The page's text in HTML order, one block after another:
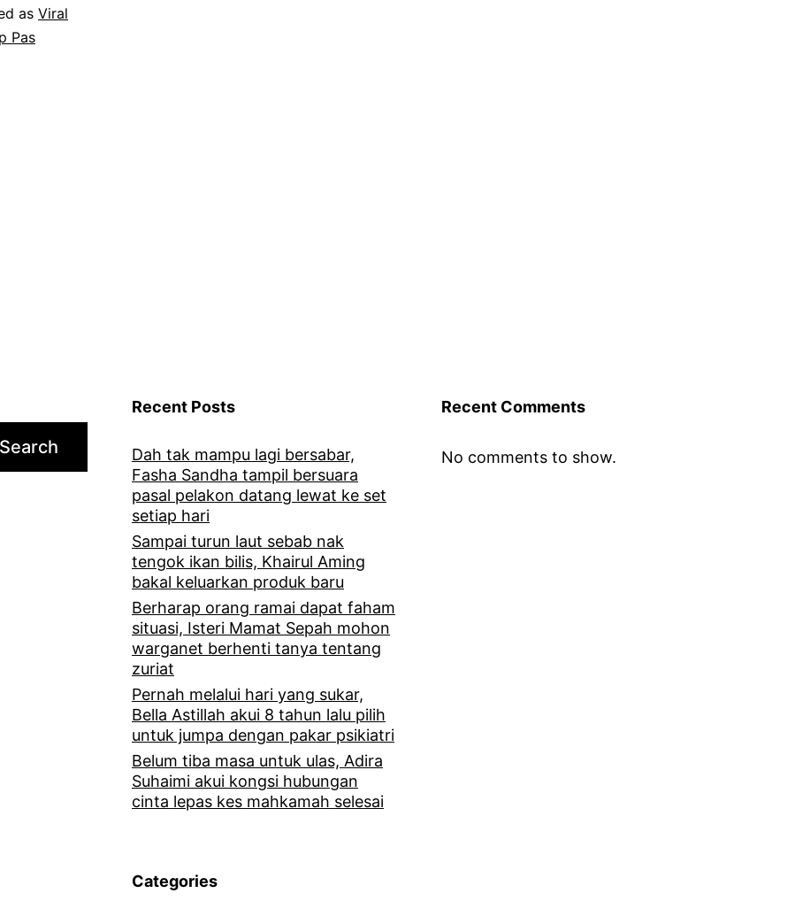
as Viral
Pas
Search
Recent Posts
Dah tak mampu lagi bersabar,
Fasha Sandha tampil bersuara
pasal pelakon datang lewat ke set
setiap hari
Sampai turun laut sebab nak
tengok ikan bilis, Khairul Aming
bakal keluarkan produk baru
Berharap orang ramai dapat faham
situasi, Isteri Mamat Sepah mohon
warganet berhenti tanya tentang
zuriat
Pernah melalui hari yang sukar,
Bella Astillah akui 8 tahun lalu pilih
untuk jumpa dengan pakar psikiatri
Belum tiba masa untuk ulas, Adira
Suhaimi akui kongsi hubungan
cinta lepas kes mahkamah selesai
Recent Comments
No comments to show.
Categories